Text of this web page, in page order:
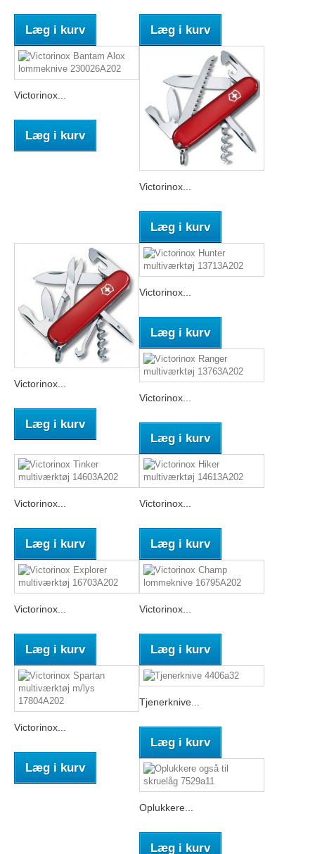
Læg i kurv Læg i kurv
Victorinox...
Læg i kurv
Victorinox...
Læg i kurv
Victorinox...
Læg i kurv
Victorinox...
Læg i kurv
Victorinox...
Læg i kurv
Victorinox...
Læg i kurv
Victorinox...
Læg i kurv
Victorinox...
Læg i kurv
Victorinox...
Læg i kurv
Victorinox...
Læg i kurv
Tjenerknive...
Læg i kurv
Oplukkere...
Læg i kurv